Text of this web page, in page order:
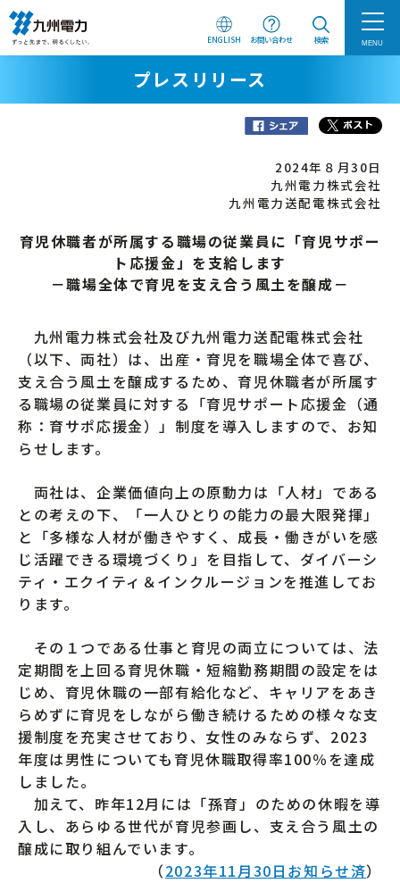
ENGLISH お問い合わせ 検索 MENU
プレスリリース
2024年８月30日
九州電力株式会社
九州電力送配電株式会社
育児休職者が所属する職場の従業員に「育児サポー
ト応援金」を支給します
－職場全体で育児を支え合う風土を醸成－
九州電力株式会社及び九州電力送配電株式会社
（以下、両社）は、出産・育児を職場全体で喜び、
支え合う風土を醸成するため、育児休職者が所属す
る職場の従業員に対する「育児サポート応援金（通
称：育サポ応援金）」制度を導入しますので、お知
らせします。
両社は、企業価値向上の原動力は「人材」である
との考えの下、「一人ひとりの能力の最大限発揮」
と「多様な人材が働きやすく、成長・働きがいを感
じ活躍できる環境づくり」を目指して、ダイバーシ
ティ・エクイティ＆インクルージョンを推進してお
ります。
その１つである仕事と育児の両立については、法
定期間を上回る育児休職・短縮勤務期間の設定をは
じめ、育児休職の一部有給化など、キャリアをあき
らめずに育児をしながら働き続けるための様々な支
援制度を充実させており、女性のみならず、2023
年度は男性についても育児休職取得率100％を達成
しました。
加えて、昨年12月には「孫育」のための休暇を導
入し、あらゆる世代が育児参画し、支え合う風土の
醸成に取り組んでいます。
（2023年11月30日お知らせ済）